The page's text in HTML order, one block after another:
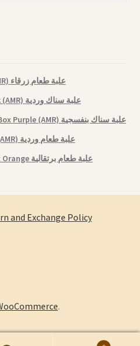
Lunch Box Blue (AMR) علبة طعام زرقاء
Snack Box Pink (AMR) علبة سناك وردية
Snack Box Purple (AMR) علبة سناك بنفسجية
Lunch Box Pink (AMR) علبة طعام وردية
Lunch Box Orange علبة طعام برتقالية
and Exchange Policy
.